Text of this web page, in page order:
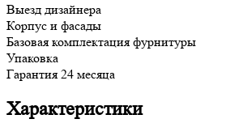
Выезд дизайнера
Корпус и фасады
Базовая комплектация фурнитуры
Упаковка
Гарантия 24 месяца
Характеристики